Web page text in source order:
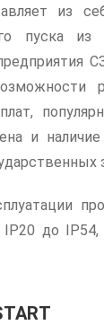
из
пуска из
и
до